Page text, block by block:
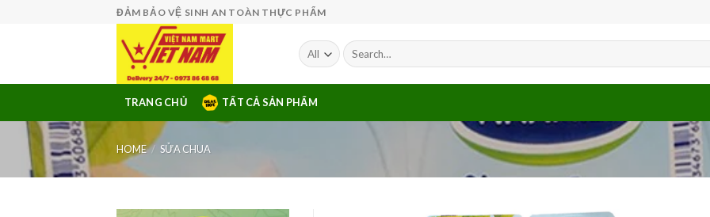
ĐẢM BẢO VỆ SINH AN TOÀN THỰC PHẨM
Search
for:
TRANG CHỦ TẤT CẢ SẢN PHẨM
HOME / SỬA CHUA